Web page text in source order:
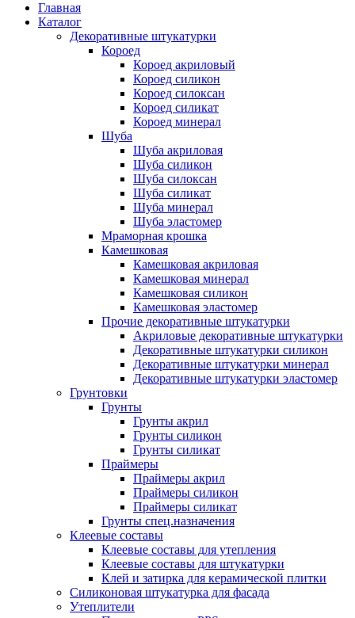
Главная
Каталог
Декоративные штукатурки
Короед
Короед акриловый
Короед силикон
Короед силоксан
Короед силикат
Короед минерал
Шуба
Шуба акриловая
Шуба силикон
Шуба силоксан
Шуба силикат
Шуба минерал
Шуба эластомер
Мраморная крошка
Камешковая
Камешковая акриловая
Камешковая минерал
Камешковая силикон
Камешковая эластомер
Прочие декоративные штукатурки
Акриловые декоративные штукатурки
Декоративные штукатурки силикон
Декоративные штукатурки минерал
Декоративные штукатурки эластомер
Грунтовки
Грунты
Грунты акрил
Грунты силикон
Грунты силикат
Праймеры
Праймеры акрил
Праймеры силикон
Праймеры силикат
Грунты спец.назначения
Клеевые составы
Клеевые составы для утепления
Клеевые составы для штукатурки
Клей и затирка для керамической плитки
Силиконовая штукатурка для фасада
Утеплители